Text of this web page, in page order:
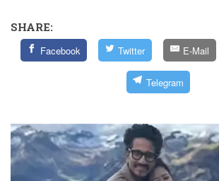
SHARE:
Facebook Twitter E-Mail
Telegram